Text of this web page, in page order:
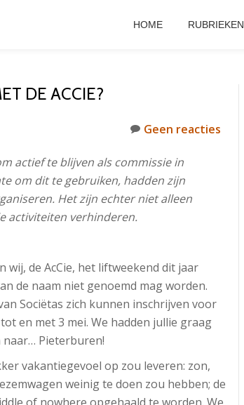
HOME RUBRIEKEN
DE ACCIE?
Geen reacties
actief te blijven als commissie in
om dit te gebruiken, hadden zijn
Het zijn echter niet alleen
activiteiten verhinderen.
de AcCie, het liftweekend dit jaar
de naam niet genoemd mag worden.
Sociëtas zich kunnen inschrijven voor
en met 3 mei. We hadden jullie graag
naar… Pieterburen!
vakantiegevoel op zou leveren: zon,
weinig te doen zou hebben; de